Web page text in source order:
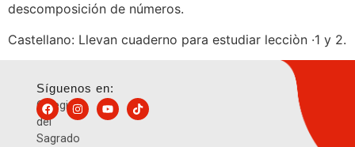
descomposición de números.
Castellano: Llevan cuaderno para estudiar lecciòn ·1 y 2.
Colegio
del
Sagrado
Síguenos en: